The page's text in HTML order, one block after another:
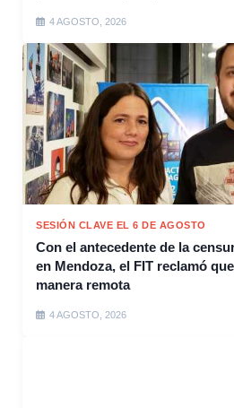
4 AGOSTO, 2026
SESIÓN CLAVE EL 6 DE AGOSTO
Con el antecedente de la
en Mendoza, el FIT reclamó
manera remota
4 AGOSTO, 2026